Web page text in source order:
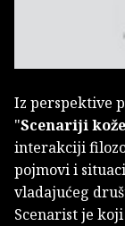
Iz perspektive
"Scenariji kože
interakciji
pojmovi i
vladajućeg
Scenarist je